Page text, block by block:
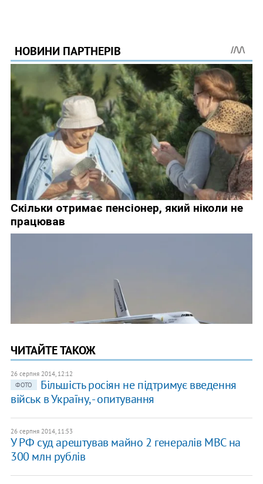
ЧИТАЙТЕ ТАКОЖ
26 серпня 2014, 12:12
ФОТО
Більшість росіян не підтримує введення
військ в Україну, - опитування
26 серпня 2014, 11:53
У РФ суд арештував майно 2 генералів МВС на
300 млн рублів